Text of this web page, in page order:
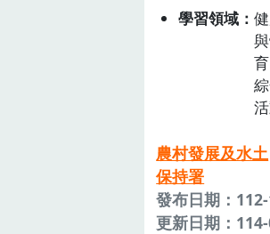
學習領域
育
農村發展及水土
保持署
發布日期：
更新日期：